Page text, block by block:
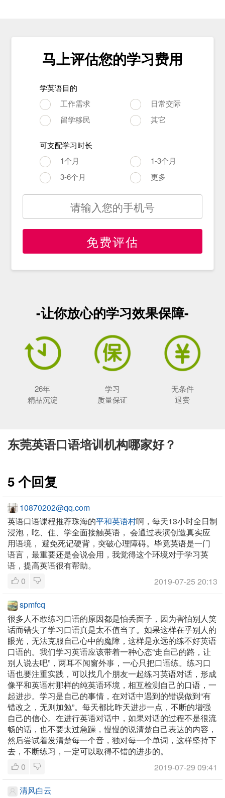
马上评估您的学习费用
学英语目的
工作需求
日常交际
留学移民
其它
可支配学习时长
1个月
1-3个月
3-6个月
更多
免费评估
-让你放心的学习效果保障-
26年
精品沉淀
学习
质量保证
无条件
退费
东莞英语口语培训机构哪家好？
5 个回复
10870202@qq.com
英语口语课程推荐珠海的平和英语村啊，每天13小时全日制
浸泡，吃、住、学全面接触英语， 会通过表演创造真实应
用语境， 避免死记硬背，突破心理障碍。毕竟英语是一门
语言，最重要还是会说会用，我觉得这个环境对于学习英
语，提高英语很有帮助。
0
2019-07-25 20:13
spmfcq
很多人不敢练习口语的原因都是怕丢面子，因为害怕别人笑
话而错失了学习口语真是太不值当了。如果这样在乎别人的
眼光，无法克服自己心中的魔障，这样是永远的练不好英语
口语的。我们学习英语应该带着一种心态“走自己的路，让
别人说去吧”，两耳不闻窗外事，一心只把口语练。练习口
语也要注重实践，可以找几个朋友一起练习英语对话，形成
像平和英语村那样的纯英语环境，相互检测自己的口语，一
起进步。学习是自己的事情，在对话中遇到的错误做到“有
错改之，无则加勉”。每天都比昨天进步一点，不断的增强
自己的信心。在进行英语对话中，如果对话的过程不是很流
畅的话，也不要太过急躁，慢慢的说清楚自己表达的内容，
然后尝试着发清楚每一个音，独对每一个单词，这样坚持下
去，不断练习，一定可以取得不错的进步的。
0
2019-07-29 09:41
清风白云